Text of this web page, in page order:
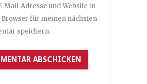
Mail-Adresse und Website in
Browser für meinen nächsten
speichern.